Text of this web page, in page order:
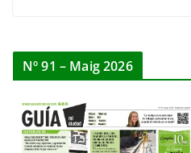
Nº 91 – Maig 2026